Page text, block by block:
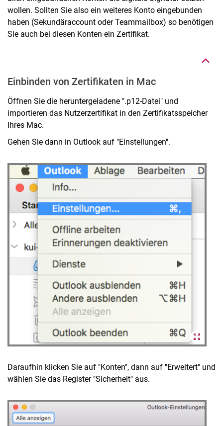
wollen. Sollten Sie also ein weiteres Konto eingebunden
haben (Sekundäraccount oder Teammailbox) so benötigen
Sie auch bei diesen Konten ein Zertifikat.
Nach oben
Einbinden von Zertifikaten in Mac
Öffnen Sie die heruntergeladene ".p12-Datei" und
importieren das Nutzerzertifikat in den Zertifikatsspeicher
Ihres Mac.
Gehen Sie dann in Outlook auf "Einstellungen".
Daraufhin klicken Sie auf "Konten", dann auf "Erweitert" und
wählen Sie das Register "Sicherheit" aus.